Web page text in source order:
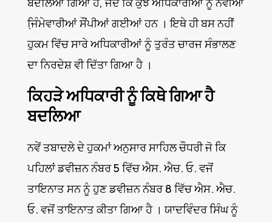
ਜਿ਼ੰਮੇਵਾਰੀਆਂ ਸੌਂਪੀਆਂ ਗਈਆਂ ਹਨ । ਇਥੇ ਹੀ ਬਸ ਨਹੀਂ
ਹੁਕਮ ਵਿੱਚ ਸਾਰੇ ਅਧਿਕਾਰੀਆਂ ਨੂੰ ਤੁਰੰਤ ਚਾਰਜ ਸੰਭਾਲਣ
ਦਾ ਨਿਰਦੇਸ਼ ਵੀ ਦਿੱਤਾ ਗਿਆ ਹੈ ।
ਕਿਹੜੇ ਅਧਿਕਾਰੀ ਨੂੰ ਕਿਥੇ ਗਿਆ ਹੈ
ਬਦਲਿਆ
ਨਵੇਂ ਤਬਾਦਲੇ ਦੇ ਹੁਕਮਾਂ ਅਨੁਸਾਰ ਸਾਹਿਲ ਚੌਧਰੀ ਜੋ ਕਿ
ਪਹਿਲਾਂ ਡਵੀਜ਼ਨ ਨੰਬਰ 5 ਵਿੱਚ ਐਸ. ਐਚ. ਓ. ਵਜੋਂ
ਤਾਇਨਾਤ ਸਨ ਨੂੰ ਹੁਣ ਡਵੀਜ਼ਨ ਨੰਬਰ 8 ਵਿੱਚ ਐਸ. ਐਚ.
ਓ. ਵਜੋਂ ਤਾਇਨਾਤ ਕੀਤਾ ਗਿਆ ਹੈ । ਯਾਦਵਿੰਦਰ ਸਿੰਘ ਨੂੰ